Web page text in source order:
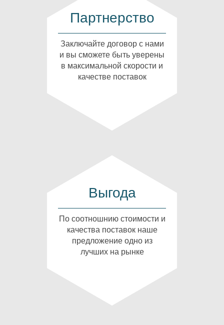
Партнерство
Заключайте договор с нами
и вы сможете быть уверены
в максимальной скорости и
качестве поставок
Выгода
По соотношнию стоимости и
качества поставок наше
предложение одно из
лучших на рынке